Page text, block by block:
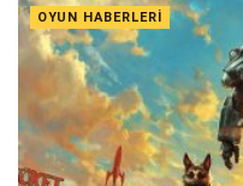
OYUN HABERLERI